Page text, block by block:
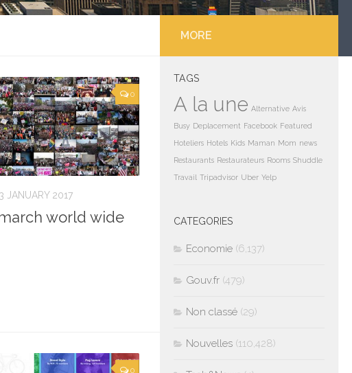
0
JANUARY 2017
world wide
0
MORE
TAGS
A la une Alternative Avis
Busy Deplacement Facebook Featured
Hoteliers Hotels Kids Maman Mom news
Restaurants Restaurateurs Rooms Shuddle
Travail Tripadvisor Uber Yelp
CATEGORIES
Economie (6,137)
Gouv.fr (479)
Non classé (29)
Nouvelles (110,428)